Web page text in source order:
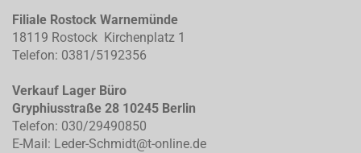
Filiale Rostock Warnemünde
18119 Rostock Kirchenplatz 1
Telefon: 0381/5192356
Verkauf Lager Büro
Gryphiusstraße 28 10245 Berlin
Telefon: 030/29490850
E-Mail: Leder-Schmidt@t-online.de